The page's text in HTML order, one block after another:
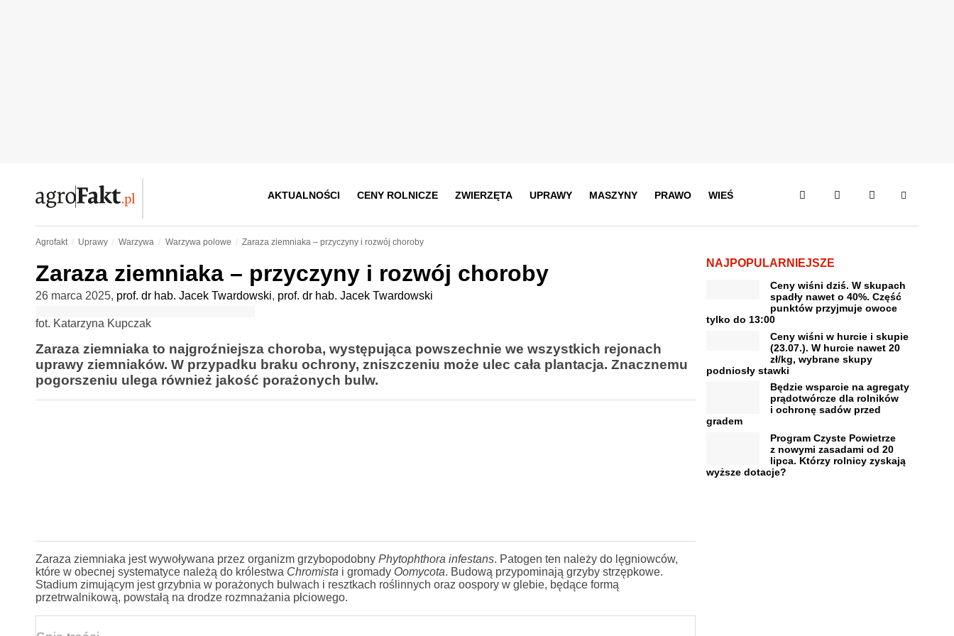
AKTUALNOŚCI CENY ROLNICZE ZWIERZĘTA UPRAWY MASZYNY PRAWO WIEŚ
Agrofakt Uprawy Warzywa Warzywa polowe Zaraza ziemniaka – przyczyny i rozwój choroby
Zaraza ziemniaka – przyczyny i rozwój choroby
26 marca 2025, prof. dr hab. Jacek Twardowski, prof. dr hab. Jacek Twardowski
fot. Katarzyna Kupczak
Zaraza ziemniaka to najgroźniejsza choroba, występująca powszechnie we wszystkich rejonach
uprawy ziemniaków. W przypadku braku ochrony, zniszczeniu może ulec cała plantacja. Znacznemu
pogorszeniu ulega również jakość porażonych bulw.
Zaraza ziemniaka jest wywoływana przez organizm grzybopodobny Phytophthora infestans. Patogen ten należy do lęgniowców,
które w obecnej systematyce należą do królestwa Chromista i gromady Oomycota. Budową przypominają grzyby strzępkowe.
Stadium zimującym jest grzybnia w porażonych bulwach i resztkach roślinnych oraz oospory w glebie, będące formą
przetrwalnikową, powstałą na drodze rozmnażania płciowego.
NAJPOPULARNIEJSZE
Ceny wiśni dziś. W skupach
spadły nawet o 40%. Część
punktów przyjmuje owoce
tylko do 13:00
Ceny wiśni w hurcie i skupie
(23.07.). W hurcie nawet 20
zł/kg, wybrane skupy
podniosły stawki
Będzie wsparcie na agregaty
prądotwórcze dla rolników
i ochronę sadów przed
gradem
Program Czyste Powietrze
z nowymi zasadami od 20
lipca. Którzy rolnicy zyskają
wyższe dotacje?